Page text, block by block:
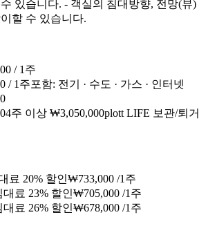
있습니다. - 객실의 침대방향, 전망(뷰)
할 수 있습니다.
/ 1주
/ 1주포함: 전기 · 수도 · 가스 · 인터넷
0
04주 이상 ₩3,050,000plott LIFE 보관/퇴거
료 20% 할인₩733,000 /1주
료 23% 할인₩705,000 /1주
료 26% 할인₩678,000 /1주